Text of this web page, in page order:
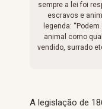
sempre a lei foi
escravos e
legenda:
animal como
vendido, surrado
A legislação de